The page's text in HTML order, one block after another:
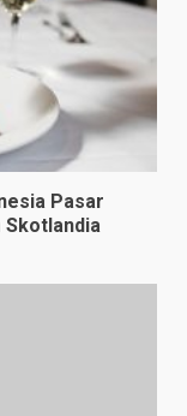
Pasar
Skotlandia